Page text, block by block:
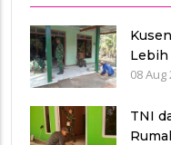
Lebih
08 Aug
TNI